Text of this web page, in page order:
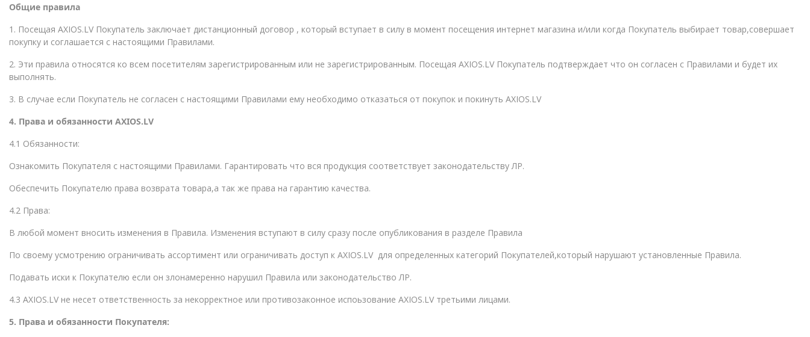
Общие правила
1. Посещая AXIOS.LV Покупатель заключает дистанционный договор , который вступает в силу в момент посещения интернет магазина и/или когда Покупатель выбирает товар,совершает
покупку и соглашается с настоящими Правилами.
2. Эти правила относятся ко всем посетителям зарегистрированным или не зарегистрированным. Посещая AXIOS.LV Покупатель подтверждает что он согласен с Правилами и будет их
выполнять.
3. В случае если Покупатель не согласен с настоящими Правилами ему необходимо отказаться от покупок и покинуть AXIOS.LV
4. Права и обязанности AXIOS.LV
4.1 Обязанности:
Ознакомить Покупателя с настоящими Правилами. Гарантировать что вся продукция соответствует законодательству ЛР.
Обеспечить Покупателю права возврата товара,а так же права на гарантию качества.
4.2 Права:
В любой момент вносить изменения в Правила. Изменения вступают в силу сразу после опубликования в разделе Правила
По своему усмотрению ограничивать ассортимент или ограничивать доступ к AXIOS.LV для определенных категорий Покупателей,который нарушают установленные Правила.
Подавать иски к Покупателю если он злонамеренно нарушил Правила или законодательство ЛР.
4.3 AXIOS.LV не несет ответственность за некорректное или противозаконное испоьзование AXIOS.LV третьими лицами.
5. Права и обязанности Покупателя: